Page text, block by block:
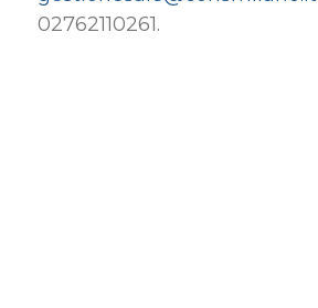
02762110261.